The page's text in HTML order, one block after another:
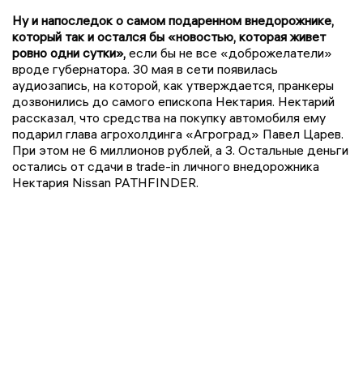
Ну и напоследок о самом подаренном внедорожнике,
который так и остался бы «новостью, которая живет
ровно одни сутки», если бы не все «доброжелатели»
вроде губернатора. 30 мая в сети появилась
аудиозапись, на которой, как утверждается, пранкеры
дозвонились до самого епископа Нектария. Нектарий
рассказал, что средства на покупку автомобиля ему
подарил глава агрохолдинга «Агроград» Павел Царев.
При этом не 6 миллионов рублей, а 3. Остальные деньги
остались от сдачи в trade-in личного внедорожника
Нектария Nissan PATHFINDER.